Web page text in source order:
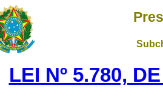
LEI Nº 5.780,